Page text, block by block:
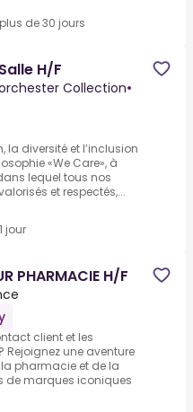
de 30 jours
H/F
Collection•
la diversité et l’inclusion
«We Care», à
lequel tous nos
et respectés,...
jour
PHARMACIE H/F
client et les
une aventure
pharmacie et de la
de marques iconiques